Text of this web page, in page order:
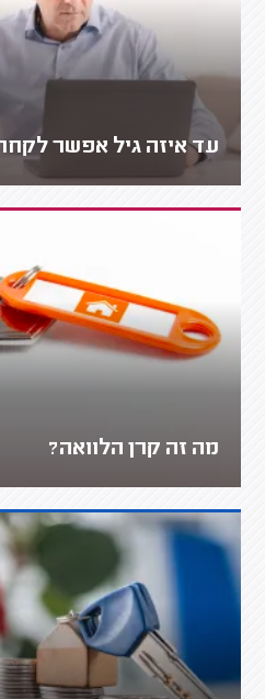
עד איזה גיל אפשר
מה זה קרן הלוואה?